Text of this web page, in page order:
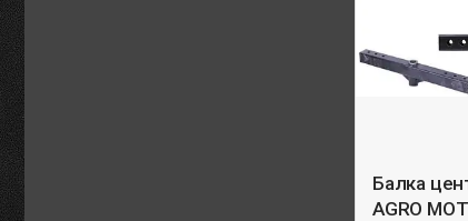
Балка
AGRO